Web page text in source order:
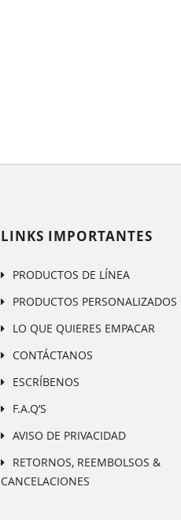
LINKS IMPORTANTES
PRODUCTOS DE LÍNEA
PRODUCTOS PERSONALIZADOS
LO QUE QUIERES EMPACAR
CONTÁCTANOS
ESCRÍBENOS
F.A.Q’S
AVISO DE PRIVACIDAD
RETORNOS, REEMBOLSOS &
CANCELACIONES